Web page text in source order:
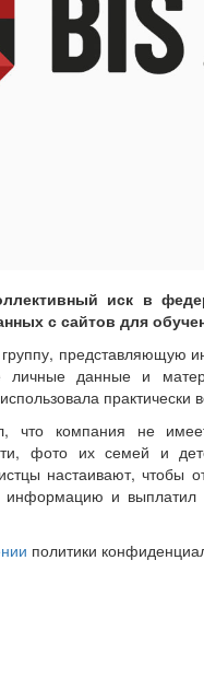
иск в
с сайтов для
группу, представляющую
личные данные и
что компания не
фото их семей и
настаивают, чтобы
информацию и
политики